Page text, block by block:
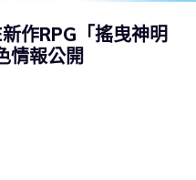
作RPG「搖曳神明
情報公開